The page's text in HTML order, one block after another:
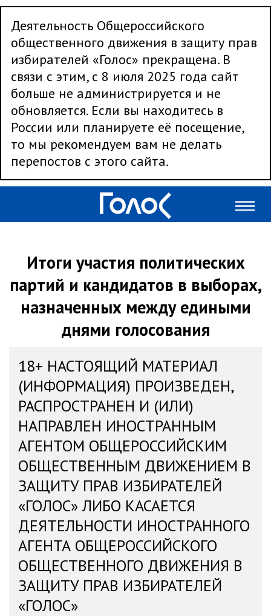
Деятельность Общероссийского
общественного движения в защиту прав
избирателей «Голос» прекращена. В
связи с этим, с 8 июля 2025 года сайт
больше не администрируется и не
обновляется. Если вы находитесь в
России или планируете её посещение,
то мы рекомендуем вам не делать
перепостов с этого сайта.
Итоги участия политических
партий и кандидатов в выборах,
назначенных между едиными
днями голосования
18+ НАСТОЯЩИЙ МАТЕРИАЛ
(ИНФОРМАЦИЯ) ПРОИЗВЕДЕН,
РАСПРОСТРАНЕН И (ИЛИ)
НАПРАВЛЕН ИНОСТРАННЫМ
АГЕНТОМ ОБЩЕРОССИЙСКИМ
ОБЩЕСТВЕННЫМ ДВИЖЕНИЕМ В
ЗАЩИТУ ПРАВ ИЗБИРАТЕЛЕЙ
«ГОЛОС» ЛИБО КАСАЕТСЯ
ДЕЯТЕЛЬНОСТИ ИНОСТРАННОГО
АГЕНТА ОБЩЕРОССИЙСКОГО
ОБЩЕСТВЕННОГО ДВИЖЕНИЯ В
ЗАЩИТУ ПРАВ ИЗБИРАТЕЛЕЙ
«ГОЛОС»